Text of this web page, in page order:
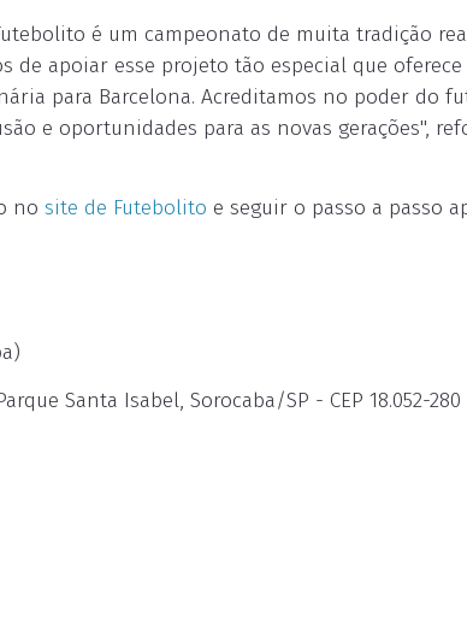
é um campeonato de muita tradição
de apoiar esse projeto tão especial que
para Barcelona. Acreditamos no poder
e oportunidades para as novas gerações",
no site de Futebolito e seguir o passo a passo
Santa Isabel, Sorocaba/SP - CEP 18.052-280